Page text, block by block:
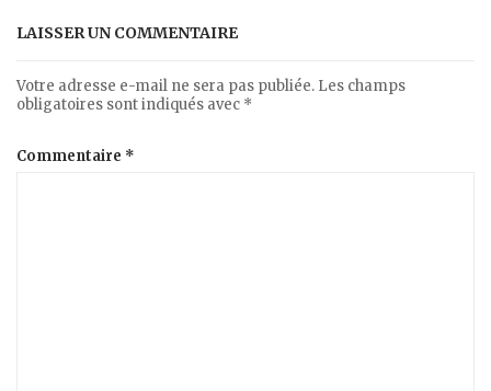
LAISSER UN COMMENTAIRE
Votre adresse e-mail ne sera pas publiée. Les champs
obligatoires sont indiqués avec *
Commentaire *